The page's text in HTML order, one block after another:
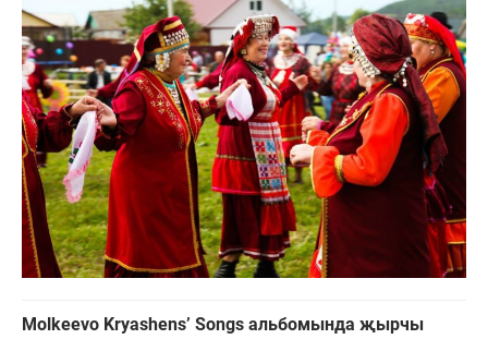
Molkeevo Kryashens’ Songs альбомында җырчы